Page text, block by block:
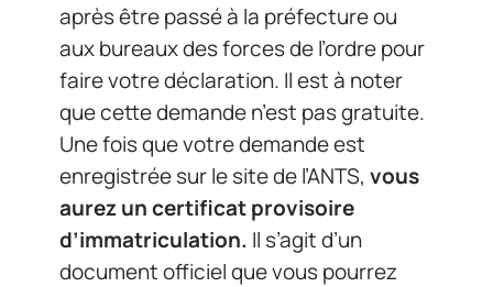
après être passé à la préfecture ou
aux bureaux des forces de l’ordre pour
faire votre déclaration. Il est à noter
que cette demande n’est pas gratuite.
Une fois que votre demande est
enregistrée sur le site de l’ANTS, vous
aurez un certificat provisoire
d’immatriculation. Il s’agit d’un
document officiel que vous pourrez